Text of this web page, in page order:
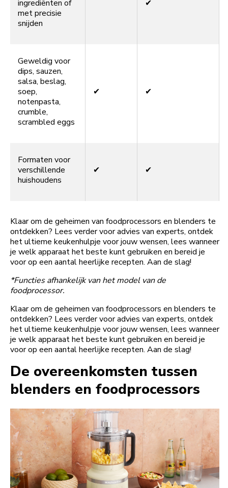
ingrediënten of
met precisie
snijden
✔
Geweldig voor
dips, sauzen,
salsa, beslag,
soep,
notenpasta,
crumble,
scrambled eggs
✔ ✔
Formaten voor
verschillende
huishoudens
✔ ✔
Klaar om de geheimen van foodprocessors en blenders te
ontdekken? Lees verder voor advies van experts, ontdek
het ultieme keukenhulpje voor jouw wensen, lees wanneer
je welk apparaat het beste kunt gebruiken en bereid je
voor op een aantal heerlijke recepten. Aan de slag!
*Functies afhankelijk van het model van de
foodprocessor.
Klaar om de geheimen van foodprocessors en blenders te
ontdekken? Lees verder voor advies van experts, ontdek
het ultieme keukenhulpje voor jouw wensen, lees wanneer
je welk apparaat het beste kunt gebruiken en bereid je
voor op een aantal heerlijke recepten. Aan de slag!
De overeenkomsten tussen
blenders en foodprocessors